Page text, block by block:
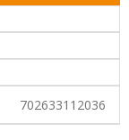
702633112036